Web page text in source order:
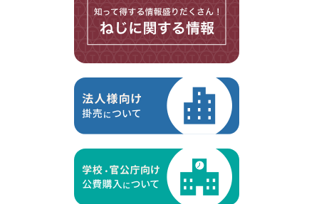
その他ねじ
便利品
金具・金物
切削工具
研削研磨品
作業用品
ケミカル製品